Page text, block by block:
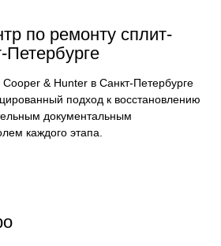
по ремонту сплит-
Петербурге
& Hunter в Санкт-Петербурге
подход к восстановлению
документальным
каждого этапа.